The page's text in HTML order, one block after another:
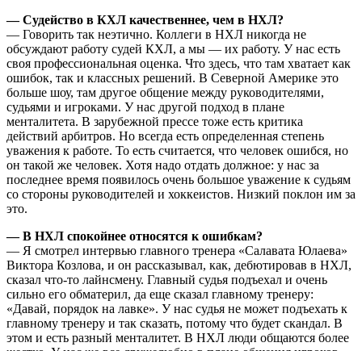
— Судейство в КХЛ качественнее, чем в НХЛ?
— Говорить так неэтично. Коллеги в НХЛ никогда не
обсуждают работу судей КХЛ, а мы — их работу. У нас есть
своя профессиональная оценка. Что здесь, что там хватает как
ошибок, так и классных решений. В Северной Америке это
больше шоу, там другое общение между руководителями,
судьями и игроками. У нас другой подход в плане
менталитета. В зарубежной прессе тоже есть критика
действий арбитров. Но всегда есть определенная степень
уважения к работе. То есть считается, что человек ошибся, но
он такой же человек. Хотя надо отдать должное: у нас за
последнее время появилось очень большое уважение к судьям
со стороны руководителей и хоккеистов. Низкий поклон им за
это.
— В НХЛ спокойнее относятся к ошибкам?
— Я смотрел интервью главного тренера «Салавата Юлаева»
Виктора Козлова, и он рассказывал, как, дебютировав в НХЛ,
сказал что-то лайнсмену. Главный судья подъехал и очень
сильно его обматерил, да еще сказал главному тренеру:
«Давай, порядок на лавке». У нас судья не может подъехать к
главному тренеру и так сказать, потому что будет скандал. В
этом и есть разный менталитет. В НХЛ люди общаются более